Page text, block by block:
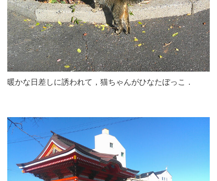
暖かな日差しに誘われて，猫ちゃんがひなたぼっこ．